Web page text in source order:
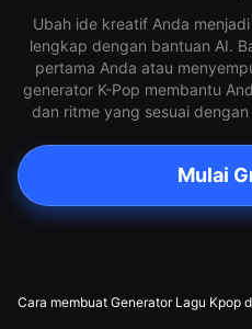
Ubah ide kreatif Anda
lengkap dengan bantuan AI.
pertama Anda atau
generator K-Pop membantu
dan ritme yang sesuai
Mulai
Cara membuat Generator Lagu Kpop